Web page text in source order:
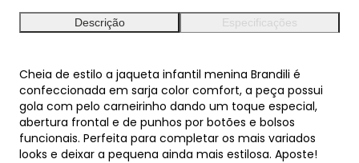
Descrição Especificações
Cheia de estilo a jaqueta infantil menina Brandili é
confeccionada em sarja color comfort, a peça possui
gola com pelo carneirinho dando um toque especial,
abertura frontal e de punhos por botões e bolsos
funcionais. Perfeita para completar os mais variados
looks e deixar a pequena ainda mais estilosa. Aposte!